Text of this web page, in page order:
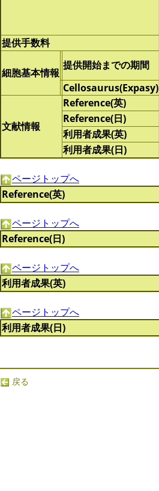
提供手数料
細胞基本情報
提供開始までの期間
Cellosaurus(Expasy)
文献情報
Reference(英)
Reference(日)
利用者成果(英)
利用者成果(日)
ページトップへ
Reference(英)
ページトップへ
Reference(日)
ページトップへ
利用者成果(英)
ページトップへ
利用者成果(日)
戻る